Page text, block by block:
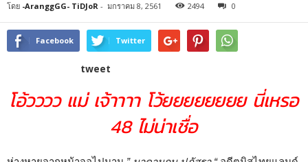
โดย -AranggGG- TiDJoR - มกราคม 8, 2561 2494 0
Facebook Twitter
tweet
โอ้วววว แม่ เจ้าาาา โว้ยยยยยยยย นี่เหรอ
48 ไม่น่าเชื่อ